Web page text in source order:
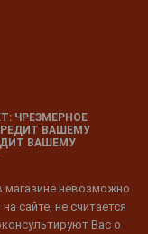
ЧРЕЗМЕРНОЕ
ВАШЕМУ
ВАШЕМУ
магазине невозможно
сайте, не считается
Вас о